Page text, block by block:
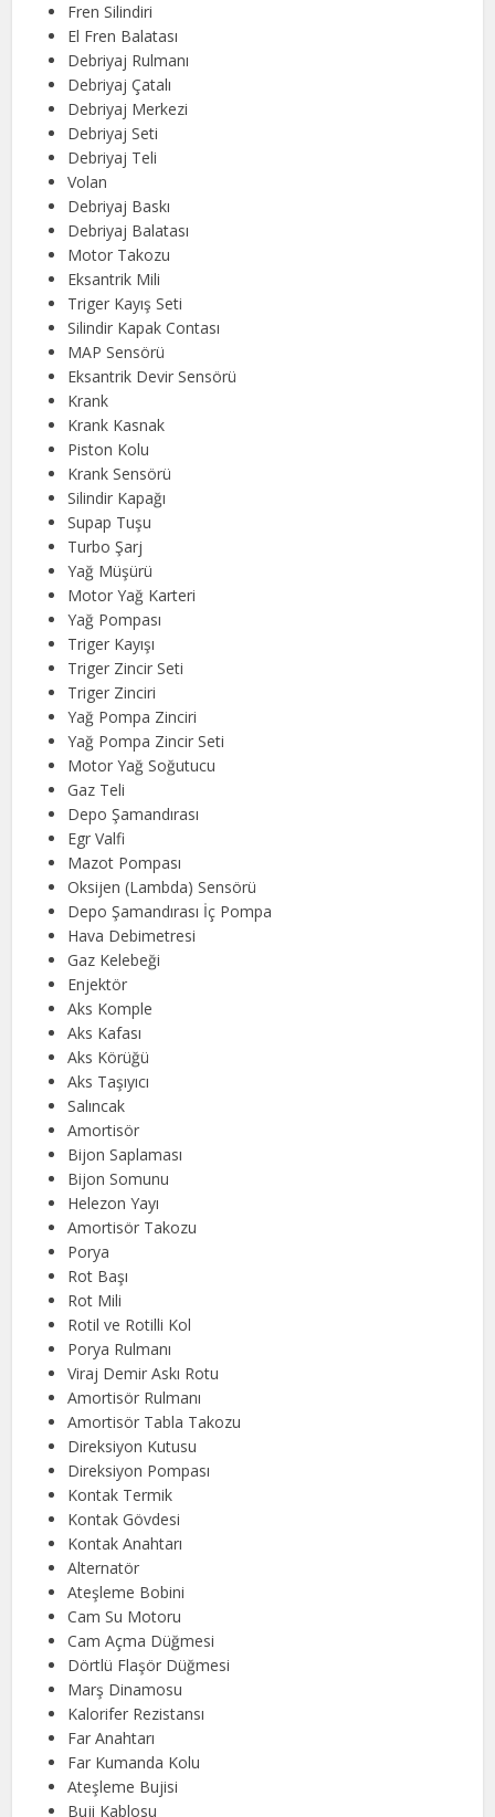
Fren Silindiri
El Fren Balatası
Debriyaj Rulmanı
Debriyaj Çatalı
Debriyaj Merkezi
Debriyaj Seti
Debriyaj Teli
Volan
Debriyaj Baskı
Debriyaj Balatası
Motor Takozu
Eksantrik Mili
Triger Kayış Seti
Silindir Kapak Contası
MAP Sensörü
Eksantrik Devir Sensörü
Krank
Krank Kasnak
Piston Kolu
Krank Sensörü
Silindir Kapağı
Supap Tuşu
Turbo Şarj
Yağ Müşürü
Motor Yağ Karteri
Yağ Pompası
Triger Kayışı
Triger Zincir Seti
Triger Zinciri
Yağ Pompa Zinciri
Yağ Pompa Zincir Seti
Motor Yağ Soğutucu
Gaz Teli
Depo Şamandırası
Egr Valfi
Mazot Pompası
Oksijen (Lambda) Sensörü
Depo Şamandırası İç Pompa
Hava Debimetresi
Gaz Kelebeği
Enjektör
Aks Komple
Aks Kafası
Aks Körüğü
Aks Taşıyıcı
Salıncak
Amortisör
Bijon Saplaması
Bijon Somunu
Helezon Yayı
Amortisör Takozu
Porya
Rot Başı
Rot Mili
Rotil ve Rotilli Kol
Porya Rulmanı
Viraj Demir Askı Rotu
Amortisör Rulmanı
Amortisör Tabla Takozu
Direksiyon Kutusu
Direksiyon Pompası
Kontak Termik
Kontak Gövdesi
Kontak Anahtarı
Alternatör
Ateşleme Bobini
Cam Su Motoru
Cam Açma Düğmesi
Dörtlü Flaşör Düğmesi
Marş Dinamosu
Kalorifer Rezistansı
Far Anahtarı
Far Kumanda Kolu
Ateşleme Bujisi
Buji Kablosu